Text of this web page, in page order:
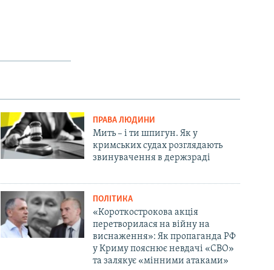
ПРАВА ЛЮДИНИ
Мить – і ти шпигун. Як у
кримських судах розглядають
звинувачення в держзраді
ПОЛІТИКА
«Короткострокова акція
перетворилася на війну на
виснаження»: Як пропаганда РФ
у Криму пояснює невдачі «СВО»
та залякує «мінними атаками»